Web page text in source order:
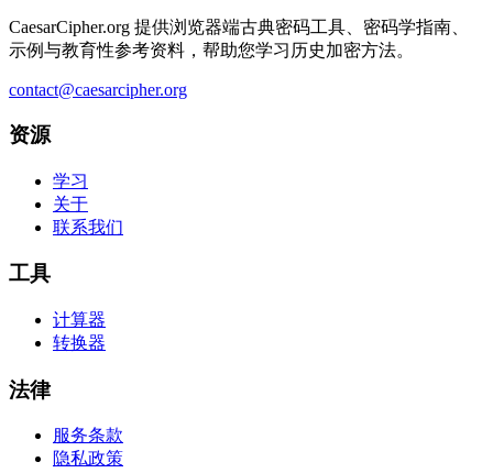
CaesarCipher.org 提供浏览器端古典密码工具、密码学指南、
示例与教育性参考资料，帮助您学习历史加密方法。
contact@caesarcipher.org
资源
学习
关于
联系我们
工具
计算器
转换器
法律
服务条款
隐私政策